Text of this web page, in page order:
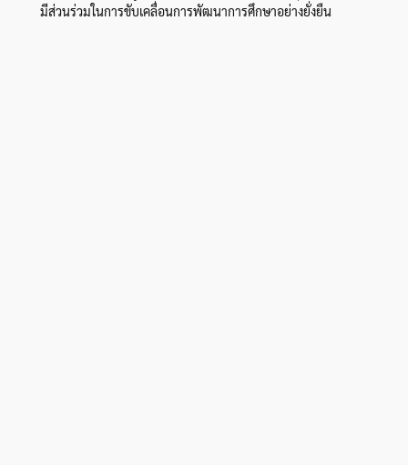
มีส่วนร่วมในการขับเคลื่อนการพัฒนาการศึกษาอย่างยั่งยืน